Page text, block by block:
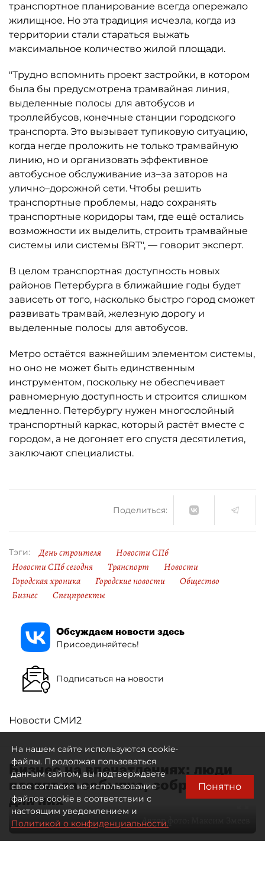
транспортное планирование всегда опережало
жилищное. Но эта традиция исчезла, когда из
территории стали стараться выжать
максимальное количество жилой площади.
"Трудно вспомнить проект застройки, в котором
была бы предусмотрена трамвайная линия,
выделенные полосы для автобусов и
троллейбусов, конечные станции городского
транспорта. Это вызывает тупиковую ситуацию,
когда негде проложить не только трамвайную
линию, но и организовать эффективное
автобусное обслуживание из–за заторов на
улично–дорожной сети. Чтобы решить
транспортные проблемы, надо сохранять
транспортные коридоры там, где ещё остались
возможности их выделить, строить трамвайные
системы или системы BRT", — говорит эксперт.
В целом транспортная доступность новых
районов Петербурга в ближайшие годы будет
зависеть от того, насколько быстро город сможет
развивать трамвай, железную дорогу и
выделенные полосы для автобусов.
Метро остаётся важнейшим элементом системы,
но оно не может быть единственным
инструментом, поскольку не обеспечивает
равномерную доступность и строится слишком
медленно. Петербургу нужен многослойный
транспортный каркас, который растёт вместе с
городом, а не догоняет его спустя десятилетия,
заключают специалисты.
Поделиться:
Тэги: День строителя
Новости СПб
Новости СПб сегодня
Транспорт
Новости
Городская хроника
Городские новости
Общество
Бизнес
Спецпроекты
Обсуждаем новости здесь
Присоединяйтесь!
Подписаться на новости
Новости СМИ2
Бизнес на впечатлениях: люди
платят за событие, собранное
для них
Автор фото:
На нашем сайте используются cookie-
файлы. Продолжая пользоваться
данным сайтом, вы подтверждаете
свое согласие на использование
файлов cookie в соответствии с
настоящим уведомлением и
Политикой о конфиденциальности.
Понятно